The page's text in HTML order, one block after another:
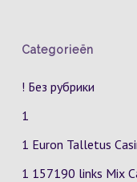
Categorieën
! Без рубрики
1
1 Euron Talletus
1 157190 links Mix